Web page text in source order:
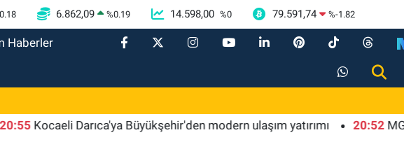
0.18 6.862,09 %0.19 14.598,00 %0 79.591,74 %-1.82
Haberler
Kocaeli Darıca'ya Büyükşehir'den modern ulaşım yatırımı 20:52 MGK'dan